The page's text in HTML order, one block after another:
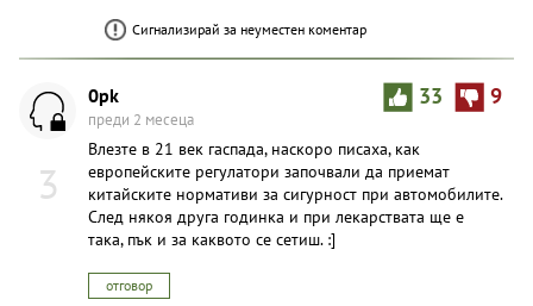
Сигнализирай за неуместен коментар
3
33 9
0pk
преди 2 месеца
Влезте в 21 век гаспада, наскоро писаха, как
европейските регулатори започвали да приемат
китайските нормативи за сигурност при автомобилите.
След някоя друга годинка и при лекарствата ще е
така, пък и за каквото се сетиш. :]
отговор